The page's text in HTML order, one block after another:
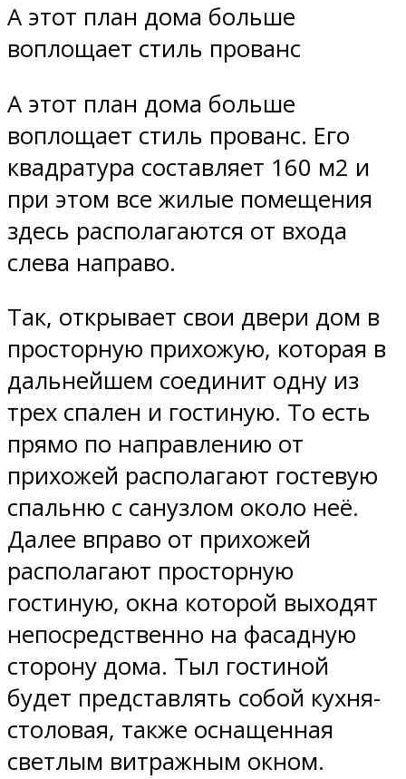
А этот план дома больше
воплощает стиль прованс
А этот план дома больше
воплощает стиль прованс. Его
квадратура составляет 160 м2 и
при этом все жилые помещения
здесь располагаются от входа
слева направо.
Так, открывает свои двери дом в
просторную прихожую, которая в
дальнейшем соединит одну из
трех спален и гостиную. То есть
прямо по направлению от
прихожей располагают гостевую
спальню с санузлом около неё.
Далее вправо от прихожей
располагают просторную
гостиную, окна которой выходят
непосредственно на фасадную
сторону дома. Тыл гостиной
будет представлять собой кухня-
столовая, также оснащенная
светлым витражным окном.